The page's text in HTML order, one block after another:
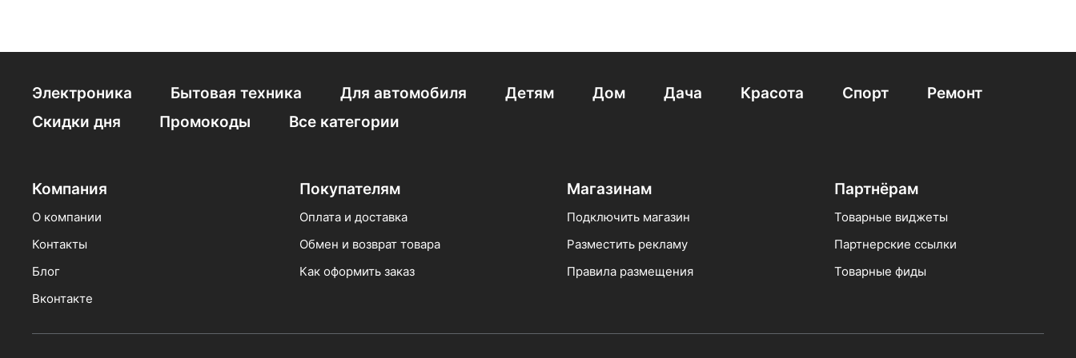
Электроника Бытовая техника Для автомобиля Детям Дом Дача Красота Спорт
Ремонт
Скидки дня
Промокоды Все категории
Компания
О компании
Контакты
Блог
Вконтакте
Покупателям
Оплата и доставка
Обмен и возврат товара
Как оформить заказ
Магазинам
Подключить магазин
Разместить рекламу
Правила размещения
Партнёрам
Товарные виджеты
Партнерские ссылки
Товарные фиды